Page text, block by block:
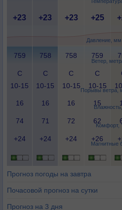
Давление, мм
Ветер,
Порывы ветра,
Комфорт,
Магнитные
+23 +23 +23 +25
759 758 758 759
С
10-15
С
10-15
С
10-15
С
10-15
16 16 16 15
74 71 72 62
+24 +24 +24 +26
Прогноз погоды на завтра
Почасовой прогноз на сутки
Прогноз на 3 дня